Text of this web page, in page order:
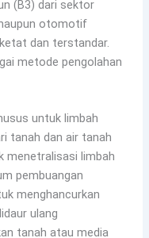
(B3) dari sektor
otomotif
dan terstandar.
metode pengolahan
untuk limbah
tanah dan air tanah
menetralisasi limbah
pembuangan
menghancurkan
ulang
tanah atau media